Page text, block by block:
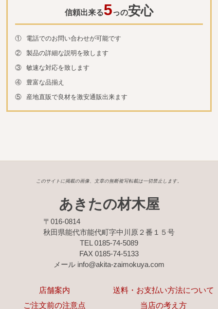
信頼出来る5っの安心
①
電話でのお問い合わせが可能です
②
製品の詳細な説明を致します
③
敏速な対応を致します
④
豊富な品揃え
⑤
産地直販で良材を激安通販出来ます
このサイトに掲載の画像、文章の無断複写転載は一切禁止します。
あきたの材木屋
〒016-0814
秋田県能代市能代町字中川原２番１５号
TEL 0185-74-5089
FAX 0185-74-5133
メール info@akita-zaimokuya.com
店舗案内
送料・お支払い方法について
ご注文前の注意点
当店の考え方